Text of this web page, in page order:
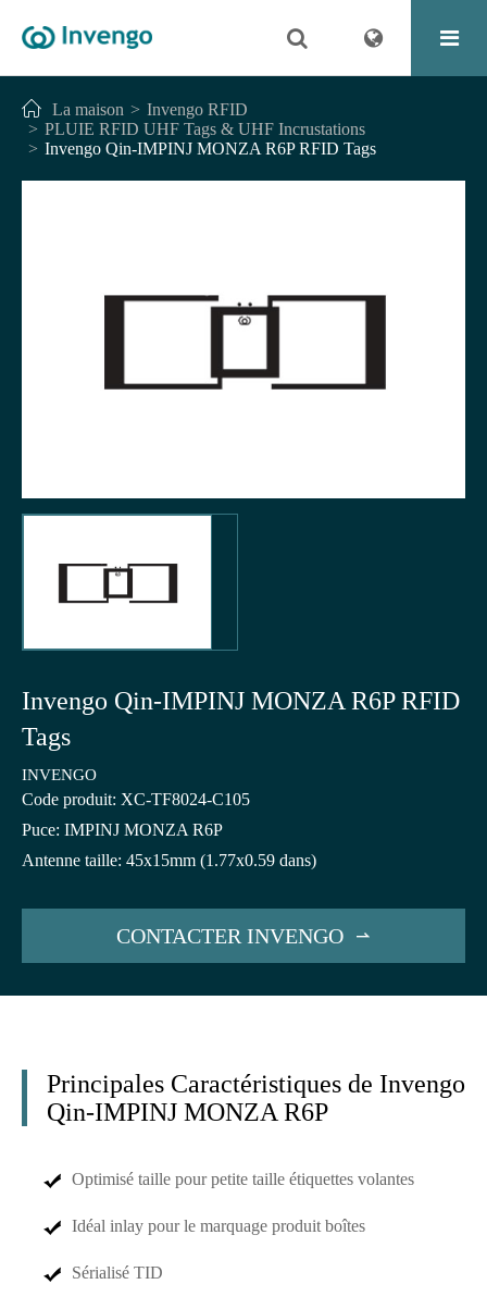
La maison
Invengo RFID
PLUIE RFID UHF Tags & UHF Incrustations
Invengo Qin-IMPINJ MONZA R6P RFID Tags
Invengo Qin-IMPINJ MONZA R6P RFID
Tags
INVENGO
Code produit: XC-TF8024-C105
Puce: IMPINJ MONZA R6P
Antenne taille: 45x15mm (1.77x0.59 dans)
CONTACTER INVENGO 
Principales Caractéristiques de Invengo
Qin-IMPINJ MONZA R6P
Optimisé taille pour petite taille étiquettes volantes
Idéal inlay pour le marquage produit boîtes
Sérialisé TID